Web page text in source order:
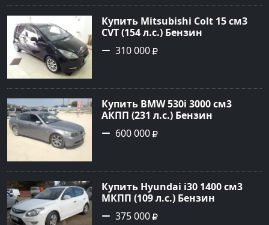
Купить Mitsubishi Colt 15 см3
CVT (154 л.с.) Бензин
турбонаддув в Краснодар:
цвет Чёрный металик Хетчбэк
сайте Авторынок23
310 000
Купить BMW 530i 3000 см3
АКПП (231 л.с.) Бензин
инжектор в Новороссийск:
цвет серый Седан 2004 года по
Авторынок23
600 000
Купить Hyundai i30 1400 см3
МКПП (109 л.с.) Бензин
инжектор в Кропоткин: цвет
белый Хетчбэк 2011 года по
375 000